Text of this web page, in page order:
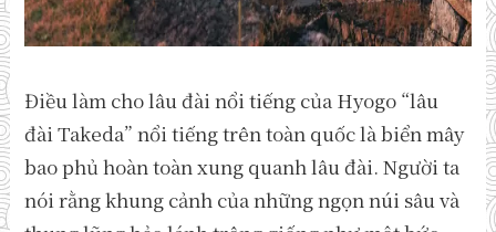
Điều làm cho lâu đài nổi tiếng của Hyogo “lâu
đài Takeda” nổi tiếng trên toàn quốc là biển mây
bao phủ hoàn toàn xung quanh lâu đài. Người ta
nói rằng khung cảnh của những ngọn núi sâu và